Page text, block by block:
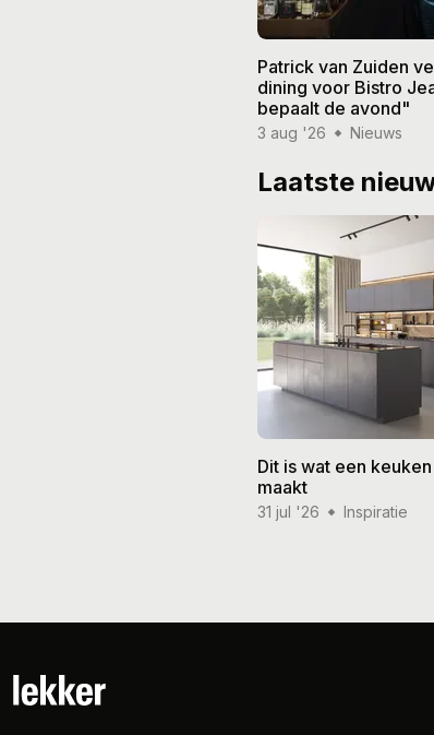
Patrick van Zuiden
dining voor Bistro
bepaalt de avond"
3 aug '26 Nieuws
Laatste
Dit is wat een
maakt
31 jul '26 Inspiratie